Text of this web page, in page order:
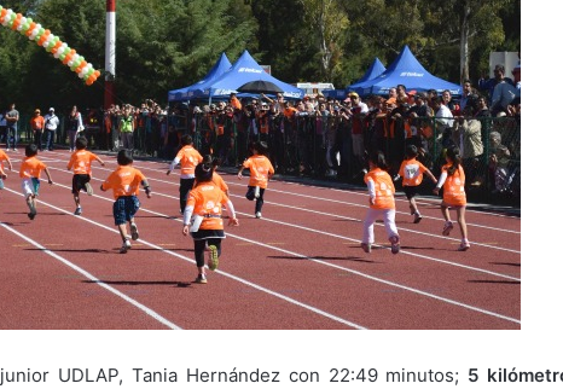
junior UDLAP, Tania Hernández con 22:49 minutos; 5